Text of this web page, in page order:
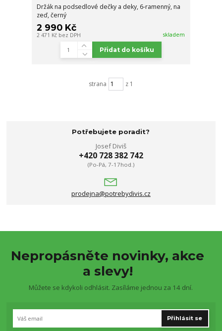
Držák na podsedlové dečky a deky, 6-ramenný, na
zeď, černý
2 990 Kč
2 471 Kč bez DPH skladem
Přidat do košíku
strana z 1
Potřebujete poradit?
Josef Diviš
+420 728 382 742
(Po-Pá, 7-17hod.)
prodejna@potrebydivis.cz
Nepropásněte novinky, akce
a slevy!
Můžete se kdykoli odhlásit. Zasíláme jednou za 14 dní.
Přihlásit se